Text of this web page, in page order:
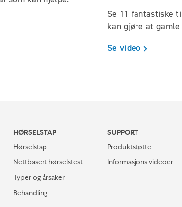
Se 11 fantastiske
kan gjøre at
Se video
HØRSELSTAP
Hørselstap
Nettbasert hørselstest
Typer og årsaker
Behandling
SUPPORT
Produktstøtte
Informasjons videoer